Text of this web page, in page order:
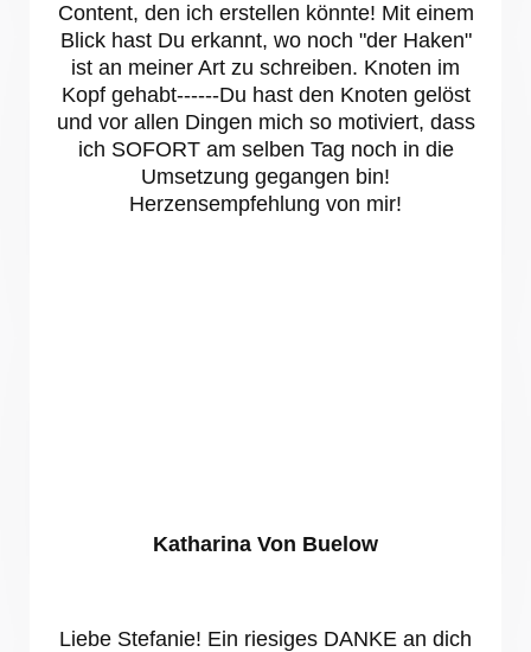
Content, den ich erstellen könnte! Mit einem
Blick hast Du erkannt, wo noch "der Haken"
ist an meiner Art zu schreiben. Knoten im
Kopf gehabt------Du hast den Knoten gelöst
und vor allen Dingen mich so motiviert, dass
ich SOFORT am selben Tag noch in die
Umsetzung gegangen bin!
Herzensempfehlung von mir!
Katharina Von Buelow
Liebe Stefanie! Ein riesiges DANKE an dich